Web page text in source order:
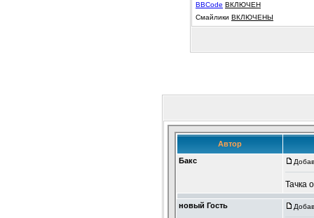
BBCode ВКЛЮЧЕН
Смайлики ВКЛЮЧЕНЫ